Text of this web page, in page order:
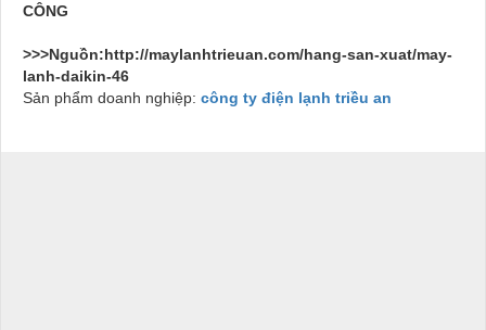
CÔNG
>>>Nguồn:http://maylanhtrieuan.com/hang-san-xuat/may-
lanh-daikin-46
Sản phẩm doanh nghiệp: công ty điện lạnh triều an